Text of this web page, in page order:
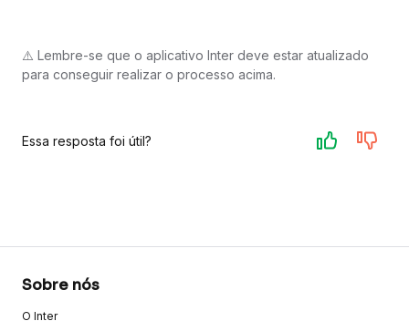
⚠️ Lembre-se que o aplicativo Inter deve estar atualizado
para conseguir realizar o processo acima.
Essa resposta foi útil?
Sobre nós
O Inter